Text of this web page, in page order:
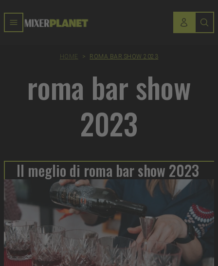
HOME > ROMA BAR SHOW 2023
roma bar show
2023
Il meglio di roma bar show 2023